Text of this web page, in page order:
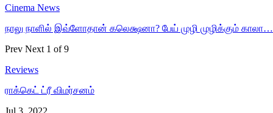
Cinema News
நாலு நாளில் இவ்ளோதான் கலெக்ஷனா? பேய் முழி முழிக்கும் காலா…
Prev Next 1 of 9
Reviews
ராக்கெட் ட்ரீ விமர்சனம்
Jul 3, 2022